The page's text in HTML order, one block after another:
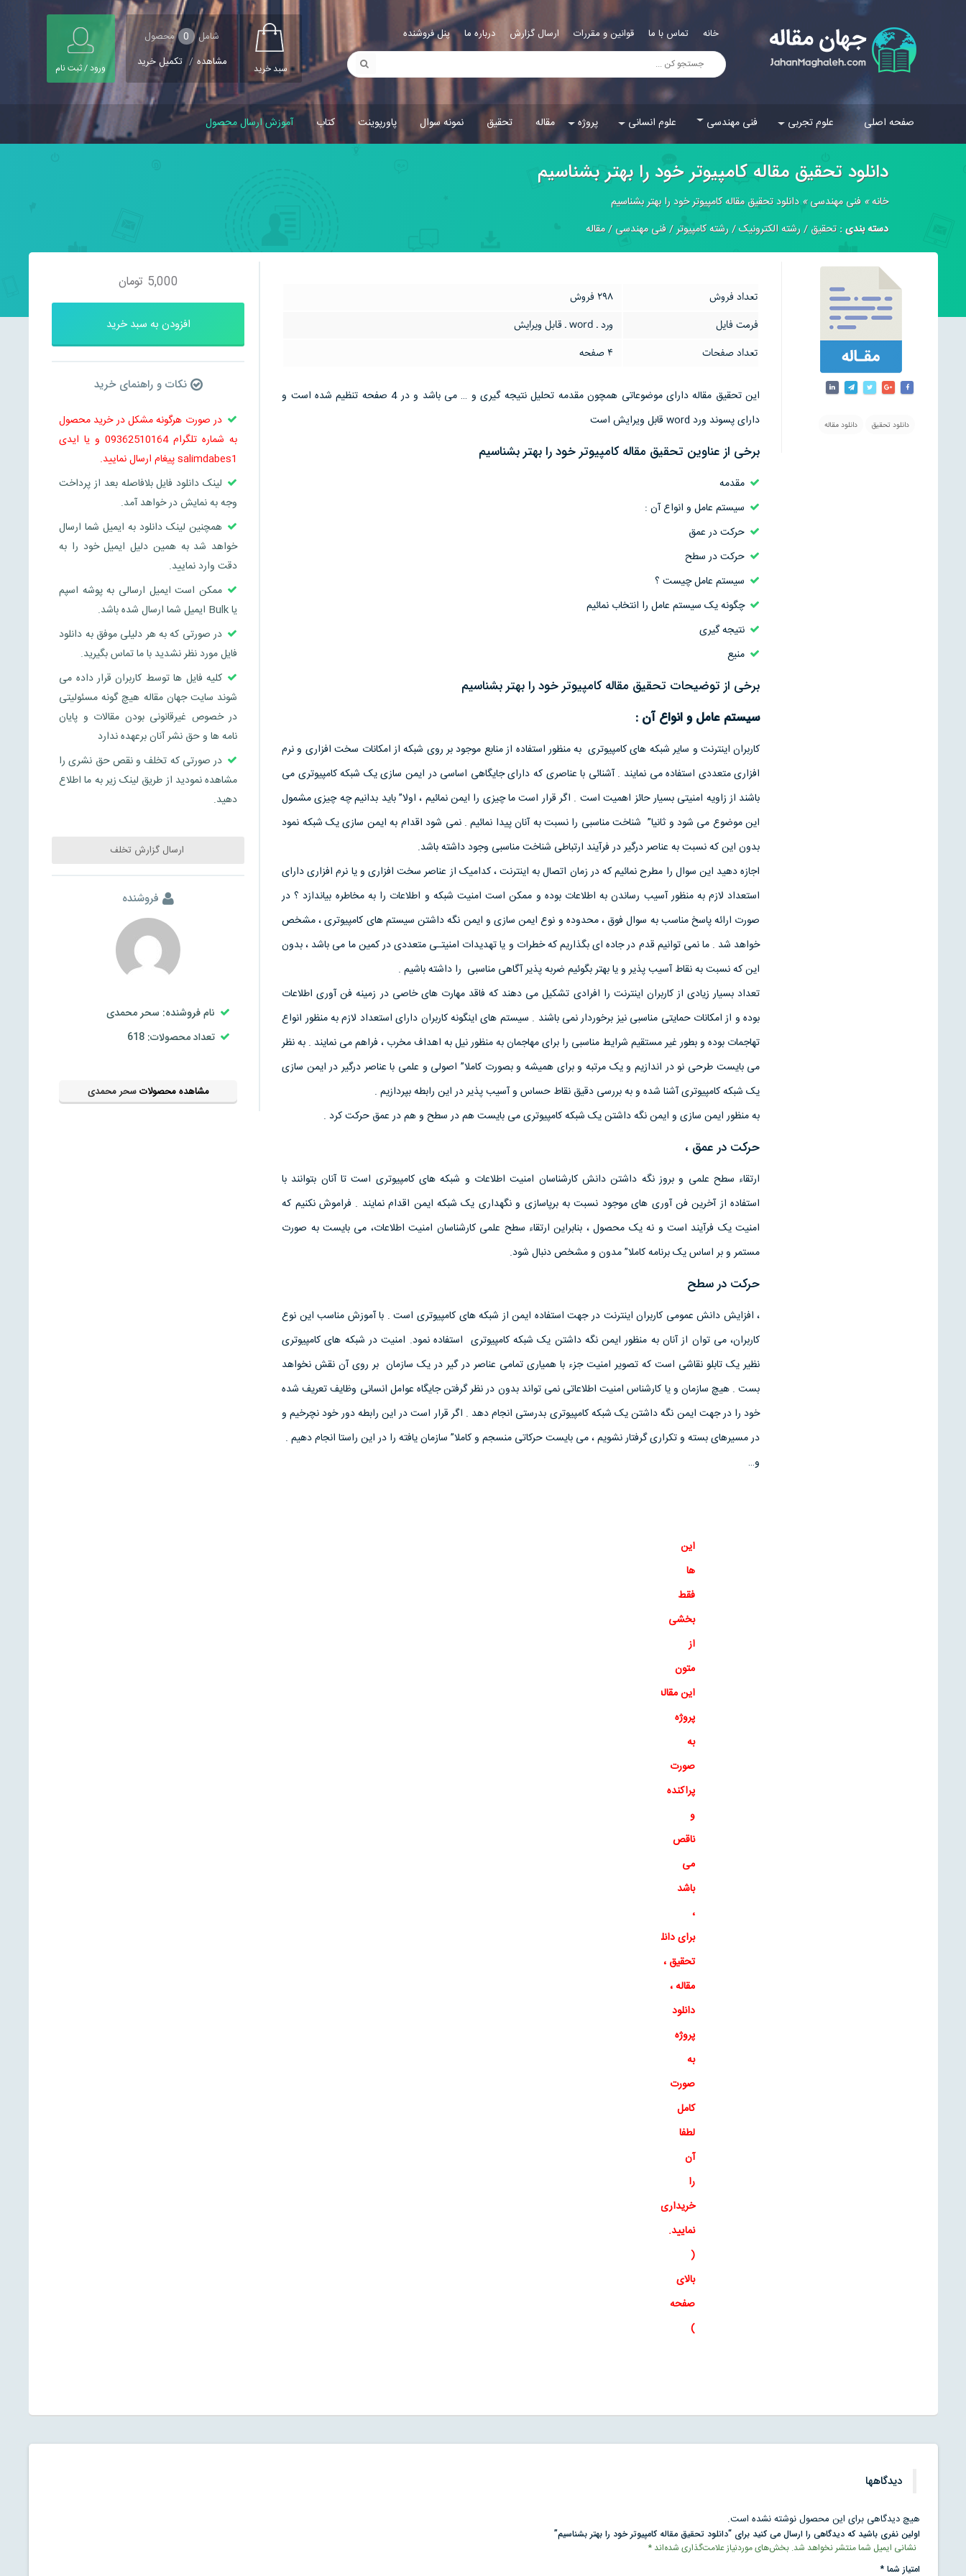
خانه تماس با ما قوانین و مقررات ارسال گزارش درباره ما پنل فروشنده
سبد خرید
شامل 0 محصول
مشاهده / تکمیل خرید ورود / ثبت نام
صفحه اصلی علوم تجربی فنی مهندسی علوم انسانی پروژه مقاله تحقیق نمونه سوال پاورپوینت کتاب آموزش ارسال محصول
دانلود تحقیق مقاله کامپيوتر خود را بهتر بشناسيم
خانه» فنی مهندسی» دانلود تحقیق مقاله کامپيوتر خود را بهتر بشناسيم
دسته بندی :تحقیق/رشته الکترونیک/رشته کامپیوتر/فنی مهندسی/مقاله
دانلود تحقیق دانلود مقاله
تعداد فروش
298 فروش
فرمت فایل
ورد ـ word ـ قابل ویرایش
تعداد صفحات
4 صفحه
این تحقیق مقاله دارای موضوعاتی همچون مقدمه تحلیل نتیجه گیری و … می باشد و در 4 صفحه تنظیم شده است و
دارای پسوند ورد word قابل ویرایش است
برخی از عناوین تحقیق مقاله کامپيوتر خود را بهتر بشناسيم
مقدمه
سيستم عامل و انواع آن :
حرکت در عمق
حرکت در سطح
سيستم عامل چيست ؟
چگونه يک سيستم عامل را انتخاب نمائيم
نتیجه گیری
منیع
برخی از توضیحات تحقیق مقاله کامپيوتر خود را بهتر بشناسيم
سيستم عاملو انواع آن :
کاربران اينترنت و ساير شبکه های کامپيوتری به منظور استفاده از منابع موجود بر روی شبکه از امکانات سخت افزاری و نرم
افزاری متعددی استفاده می نمايند . آشنائی با عناصری که دارای جايگاهی اساسی در ايمن سازی يک شبکه کامپيوتری می
باشند از زاويه امنيتی بسيار حائز اهميت است . اگر قرار است ما چيزی را ايمن نمائيم ، اولا” بايد بدانيم چه چيزی مشمول
اين موضوع می شود و ثانيا” شناخت مناسبی را نسبت به آنان پيدا نمائيم . نمی شود اقدام به ايمن سازی يک شبکه نمود
بدون اين که نسبت به عناصر درگير در فرآيند ارتباطی شناخت مناسبی وجود داشته باشد.
اجازه دهيد اين سوال را مطرح نمائيم که در زمان اتصال به اينترنت ، کداميک از عناصر سخت افزاری و يا نرم افزاری دارای
استعداد لازم به منظور آسيب رساندن به اطلاعات بوده و ممکن است امنيت شبکه و اطلاعات را به مخاطره بياندازد ؟ در
صورت ارائه پاسخ مناسب به سوال فوق ، محدوده و نوع ايمن سازی و ايمن نگه داشتن سيستم های کامپيوتری ، مشخص
خواهد شد . ما نمی توانيم قدم در جاده ای بگذاريم که خطرات و يا تهديدات امنيتـی متعددی در کمين ما می باشد ، بدون
اين که نسبت به نقاط آسيب پذير و يا بهتر بگوئيم ضربه پذير آگاهی مناسبی را داشته باشيم .
تعداد بسيار زيادی از کاربران اينترنت را افرادی تشکيل می دهند که فاقد مهارت های خاصی در زمينه فن آوری اطلاعات
بوده و از امکانات حمايتی مناسبی نيز برخوردار نمی باشند . سيستم های اينگونه کاربران دارای استعداد لازم به منظور انواع
تهاجمات بوده و بطور غير مستقيم شرايط مناسبی را برای مهاجمان به منظور نيل به اهداف مخرب ، فراهم می نمايند . به نظر
می بايست طرحی نو در اندازيم و يک مرتبه و برای هميشه و بصورت کاملا” اصولی و علمی با عناصر درگير در ايمن سازی
يک شبکه کامپيوتری آشنا شده و به بررسی دقيق نقاط حساس و آسيب پذير در اين رابطه بپردازيم .
به منظور ايمن سازی و ايمن نگه داشتن يک شبکه کامپيوتری می بايست هم در سطح و هم در عمق حرکت کرد .
حرکت در عمق ،
ارتقاء سطح علمی و بروز نگه داشتن دانش کارشناسان امنيت اطلاعات و شبکه های کامپيوتری است تا آنان بتوانند با
استفاده از آخرين فن آوری های موجود نسبت به برپاسازی و نگهداری يک شبکه ايمن اقدام نمايند . فراموش نکنيم که
امنيت يک فرآيند است و نه يک محصول ، بنابراين ارتقاء سطح علمی کارشناسان امنيت اطلاعات، می بايست به صورت
مستمر و بر اساس يک برنامه کاملا” مدون و مشخص دنبال شود.
حرکت در سطح
، افزايش دانش عمومی کاربران اينترنت در جهت استفاده ايمن از شبکه های کامپيوتری است . با آموزش مناسب اين نوع
کاربران، می توان از آنان به منظور ايمن نگه داشتن يک شبکه کامپيوتری استفاده نمود. امنيت در شبکه های کامپيوتری
نظير يک تابلو نقاشی است که تصوير امنيت جزء با همياری تمامی عناصر در گير در يک سازمان بر روی آن نقش نخواهد
بست . هيچ سازمان و يا کارشناس امنيت اطلاعاتی نمی تواند بدون در نظر گرفتن جايگاه عوامل انسانی وظايف تعريف شده
خود را در جهت ايمن نگه داشتن يک شبکه کامپيوتری بدرستی انجام دهد . اگر قرار است در اين رابطه دور خود نچرخيم و
در مسيرهای بسته و تکراری گرفتار نشويم ، می بايست حرکاتی منسجم و کاملا” سازمان يافته را در اين راستا انجام دهيم .
و…
این
ها
فقط
بخشی
از
متون
اینمقاله
پروژه
به
صورت
پراکنده
و
ناقص
می
باشد
،
برایدانلود
تحقیق ،
مقاله،
دانلود
پروژه
به
صورت
کامل
لطفا
آن
را
خریداری
نمایید.
(
بالای
صفحه
)
5,000 تومان
افزودن به سبد خرید
نکات و راهنمای خرید
در صورت هرگونه مشکل در خرید محصول
به شماره تلگرام 09362510164 و یا ایدی
salimdabes1 پیغام ارسال نمایید.
لینک دانلود فایل بلافاصله بعد از پرداخت
وجه به نمایش در خواهد آمد.
همچنین لینک دانلود به ایمیل شما ارسال
خواهد شد به همین دلیل ایمیل خود را به
دقت وارد نمایید.
ممکن است ایمیل ارسالی به پوشه اسپم
یا Bulk ایمیل شما ارسال شده باشد.
در صورتی که به هر دلیلی موفق به دانلود
فایل مورد نظر نشدید با ما تماس بگیرید.
کلیه فایل ها توسط کاربران قرار داده می
شوند سایت جهان مقاله هیچ گونه مسئولیتی
در خصوص غیرقانونی بودن مقالات و پایان
نامه ها و حق نشر آنان برعهده ندارد
در صورتی که تخلف و نقص حق نشری را
مشاهده نمودید از طریق لینک زیر به ما اطلاع
دهید.
ارسال گزارش تخلف
فروشنده
نام فروشنده: سحر محمدی
تعداد محصولات: 618
مشاهده محصولاتسحر محمدی
دیدگاهها
هیچ دیدگاهی برای این محصول نوشته نشده است.
اولین نفری باشید که دیدگاهی را ارسال می کنید برای “دانلود تحقیق مقاله کامپيوتر خود را بهتر بشناسيم”
نشانی ایمیل شما منتشر نخواهد شد. بخش‌های موردنیاز علامت‌گذاری شده‌اند*
امتیاز شما*